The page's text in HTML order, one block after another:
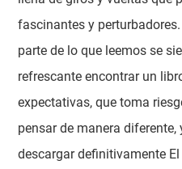
fascinantes y
parte de lo que leemos se
refrescante encontrar un
expectativas, que toma
pensar de manera
descargar definitivamente